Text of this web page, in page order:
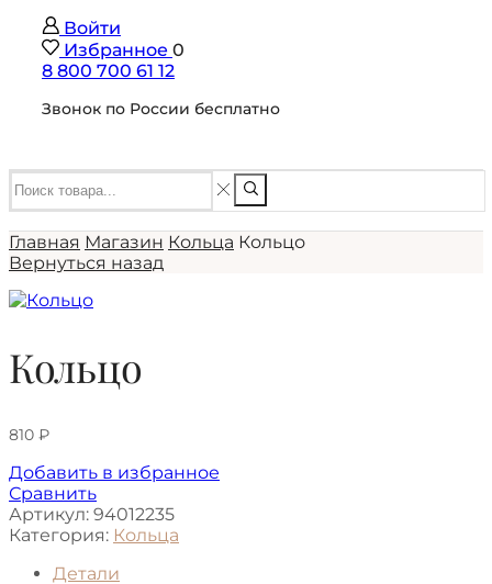
Войти
Избранное 0
8 800 700 61 12
Звонок по России бесплатно
Главная Магазин Кольца Кольцо
Вернуться назад
Кольцо
810 ₽
Добавить в избранное
Сравнить
Артикул: 94012235
Категория: Кольца
Детали